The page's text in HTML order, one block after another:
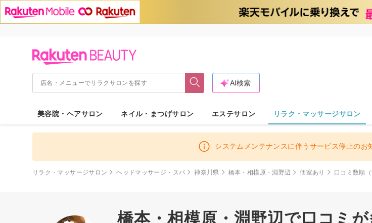
AI検索
美容院・ヘアサロン ネイル・まつげサロン エステサロン リラク・マッサージサロン
システムメンテナンスに伴うサービス停止の
リラク・マッサージサロン ヘッドマッサージ・スパ 神奈川県 橋本・相模原・淵野辺 個室あり 口コミ数順（
橋本・相模原・淵野辺で口コミ